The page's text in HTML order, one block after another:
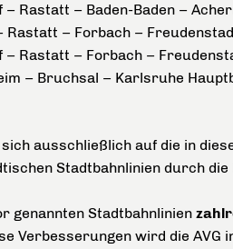
Rastatt – Baden-Baden –
Rastatt – Forbach –
Rastatt – Forbach –
– Bruchsal – Karlsruhe
ausschließlich auf die in
Stadtbahnlinien durch
genannten Stadtbahnlinien
Verbesserungen wird die AVG